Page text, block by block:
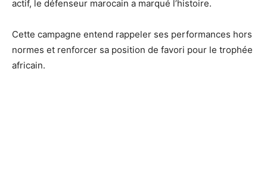
actif, le défenseur marocain a marqué l’histoire.
Cette campagne entend rappeler ses performances hors
normes et renforcer sa position de favori pour le trophée
africain.